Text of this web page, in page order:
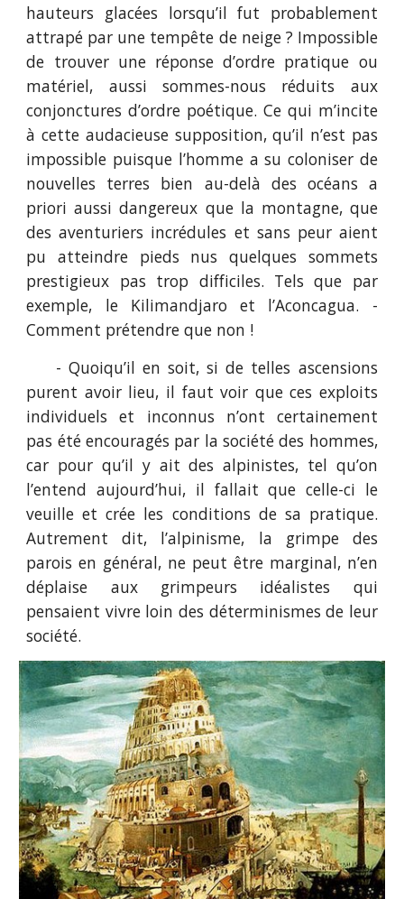
hauteurs glacées lorsqu’il fut probablement
attrapé par une tempête de neige ? Impossible
de trouver une réponse d’ordre pratique ou
matériel, aussi sommes-nous réduits aux
conjonctures d’ordre poétique. Ce qui m’incite
à cette audacieuse supposition, qu’il n’est pas
impossible puisque l’homme a su coloniser de
nouvelles terres bien au-delà des océans a
priori aussi dangereux que la montagne, que
des aventuriers incrédules et sans peur aient
pu atteindre pieds nus quelques sommets
prestigieux pas trop difficiles. Tels que par
exemple, le Kilimandjaro et l’Aconcagua. -
Comment prétendre que non !
- Quoiqu’il en soit, si de telles ascensions
purent avoir lieu, il faut voir que ces exploits
individuels et inconnus n’ont certainement
pas été encouragés par la société des hommes,
car pour qu’il y ait des alpinistes, tel qu’on
l’entend aujourd’hui, il fallait que celle-ci le
veuille et crée les conditions de sa pratique.
Autrement dit, l’alpinisme, la grimpe des
parois en général, ne peut être marginal, n’en
déplaise aux grimpeurs idéalistes qui
pensaient vivre loin des déterminismes de leur
société.